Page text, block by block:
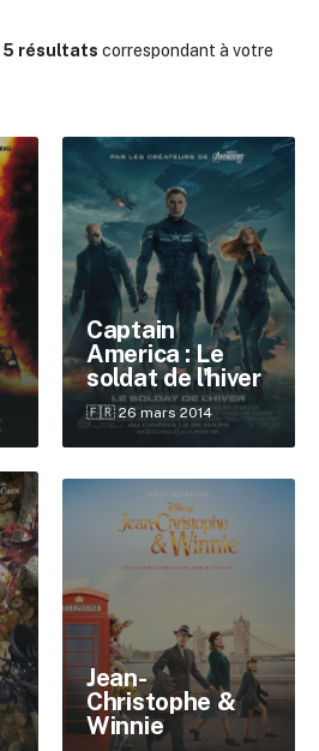
5 résultats correspondant à votre
Captain
America : Le
soldat de l'hiver
🇫🇷 26 mars 2014
Jean-
Christophe &
Winnie